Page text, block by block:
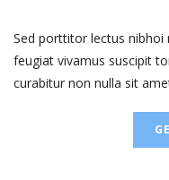
Sed porttitor lectus nibhoi
feugiat vivamus suscipit
curabitur non nulla sit